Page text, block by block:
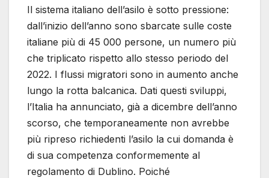
Il sistema italiano dell’asilo è sotto pressione:
dall’inizio dell’anno sono sbarcate sulle coste
italiane più di 45 000 persone, un numero più
che triplicato rispetto allo stesso periodo del
2022. I flussi migratori sono in aumento anche
lungo la rotta balcanica. Dati questi sviluppi,
l’Italia ha annunciato, già a dicembre dell’anno
scorso, che temporaneamente non avrebbe
più ripreso richiedenti l’asilo la cui domanda è
di sua competenza conformemente al
regolamento di Dublino. Poiché